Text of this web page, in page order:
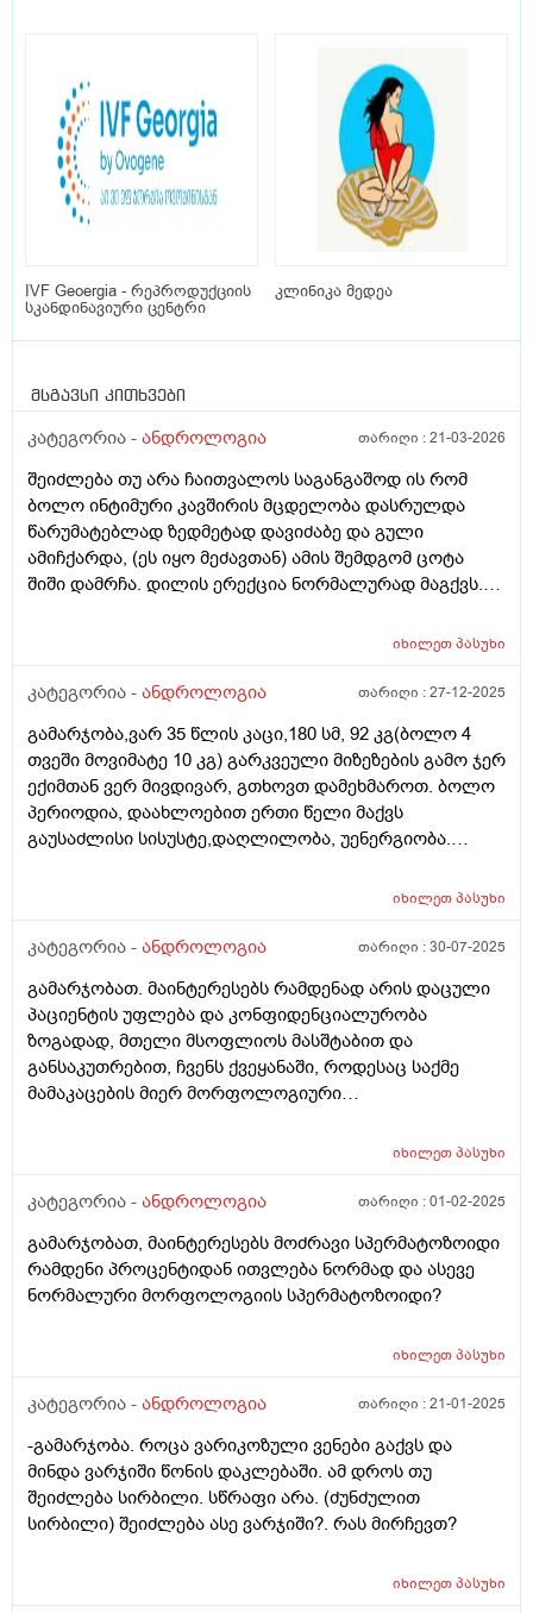
IVF Geoergia - რეპროდუქციის
სკანდინავიური ცენტრი
კლინიკა მედეა
მსგავსი კითხვები
კატეგორია - ანდროლოგია თარიღი :21-03-2026
შეიძლება თუ არა ჩაითვალოს საგანგაშოდ ის რომ
ბოლო ინტიმური კავშირის მცდელობა დასრულდა
წარუმატებლად ზედმეტად დავიძაბე და გული
ამიჩქარდა, (ეს იყო მეძავთან) ამის შემდგომ ცოტა
შიში დამრჩა. დილის ერექცია ნორმალურად მაგქვს.
იხილეთპასუხი
კატეგორია - ანდროლოგია თარიღი :27-12-2025
გამარჯობა,ვარ 35 წლის კაცი,180 სმ, 92 კგ(ბოლო 4
თვეში მოვიმატე 10 კგ) გარკვეული მიზეზების გამო ჯერ
ექიმთან ვერ მივდივარ, გთხოვთ დამეხმაროთ. ბოლო
პერიოდია, დაახლოებით ერთი წელი მაქვს
გაუსაძლისი სისუსტე,დაღლილობა, უენერგიობა.
ვფიქრობ ჰორმონალურ დისბალანსს. გავიკეთე
ტესტოსტერონი - 6,98 პგ/მლ 2. საერთი ტესტოსტერონი
5. ფტ4- 9.11 pmol/L 6. რკინა 25.2 μmol/L 7. ფერიტინი
40.90 μg/l 8. პროლაქტინი 116.64 mIU/L 9. ვიტამინი ბ12
188 pg/ml 10. ვიტამინი დ 29.8 ng/ml 11. კორტიზოლი
199.3 nmol/L ასევე ლიპიდუტრ სპექტრში არის
გარკვეული ცვლილებები, მაგრამ არასაგანგაშო, აქ
ქოლესტერინი 5.62 მმოლ/ლ გლუკოზა უზმოზე 5.18
გაიდლაინები არსებობს ამ შემთხვევაში რა
დამატებითი კვლევები და ანალიზები ჩავიტარო
სრული სურათის დასანახად. სხვა ჩვენებები არ მაქვს,
მაგალითად ლიბიდოს დაქვეითება, ერექციის
პრობლემა და ა.შ
იხილეთპასუხი
კატეგორია - ანდროლოგია თარიღი :30-07-2025
გამარჯობათ. მაინტერესებს რამდენად არის დაცული
პაციენტის უფლება და კონფიდენციალურობა
ზოგადად, მთელი მსოფლიოს მასშტაბით და
განსაკუთრებით, ჩვენს ქვეყანაში, როდესაც საქმე
მამაკაცების მიერ მორფოლოგიური
სამედიცინო დაწესებულებებში? რამდენად
სპერმა გამოიყენოს პაციენტი ქალის
ის ჩაბარებული მამრობითი პაციენტის მიერ?
იხილეთპასუხი
კატეგორია - ანდროლოგია თარიღი :01-02-2025
გამარჯობათ, მაინტერესებს მოძრავი სპერმატოზოიდი
რამდენი პროცენტიდან ითვლება ნორმად და ასევე
ნორმალური მორფოლოგიის სპერმატოზოიდი?
იხილეთპასუხი
კატეგორია - ანდროლოგია თარიღი :21-01-2025
-გამარჯობა. როცა ვარიკოზული ვენები გაქვს და
მინდა ვარჯიში წონის დაკლებაში. ამ დროს თუ
შეიძლება სირბილი. სწრაფი არა. (ძუნძულით
სირბილი) შეიძლება ასე ვარჯიში?. რას მირჩევთ?
იხილეთპასუხი